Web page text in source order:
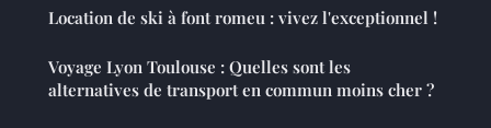
Location de ski à font romeu : vivez l'exceptionnel !
Voyage Lyon Toulouse : Quelles sont les
alternatives de transport en commun moins cher ?